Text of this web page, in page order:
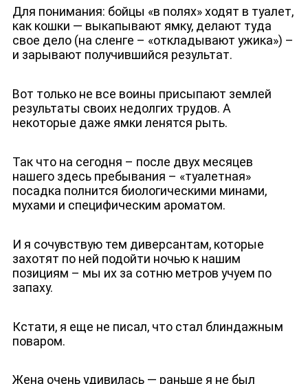
ДЕПУТАТЫ К СЪЕЗДУ
Для понимания: бойцы «в полях» ходят в туалет,
как кошки — выкапывают ямку, делают туда
свое дело (на сленге – «откладывают ужика») –
и зарывают получившийся результат.
Вот только не все воины присыпают землей
результаты своих недолгих трудов. А
некоторые даже ямки ленятся рыть.
Так что на сегодня – после двух месяцев
нашего здесь пребывания – «туалетная»
посадка полнится биологическими минами,
мухами и специфическим ароматом.
И я сочувствую тем диверсантам, которые
захотят по ней подойти ночью к нашим
позициям – мы их за сотню метров учуем по
запаху.
Кстати, я еще не писал, что стал блиндажным
поваром.
Жена очень удивилась — раньше я не был